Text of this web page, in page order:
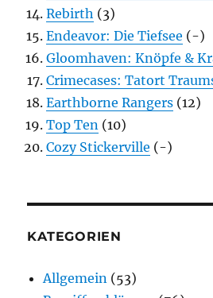
Rebirth (3)
Endeavor: Die Tiefsee (-)
Gloomhaven: Knöpfe &
Crimecases: Tatort
Earthborne Rangers (12)
Top Ten (10)
Cozy Stickerville (-)
KATEGORIEN
Allgemein (53)